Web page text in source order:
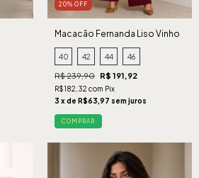
20% OFF
Macacão Fernanda Liso Vinho
40 42 44 46
R$ 239,90 R$ 191,92
R$182,32 com Pix
3 x de R$63,97 sem juros
COMPRAR